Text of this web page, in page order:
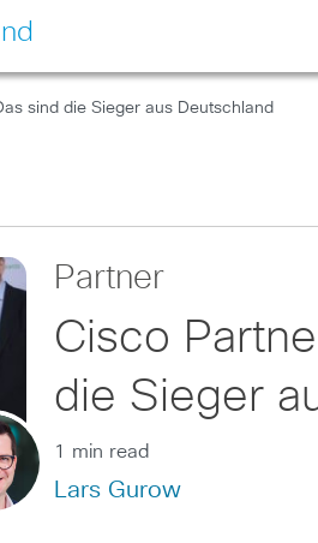
sind die Sieger aus Deutschland
Partner
Cisco
die Sieger
1 min read
Lars Gurow